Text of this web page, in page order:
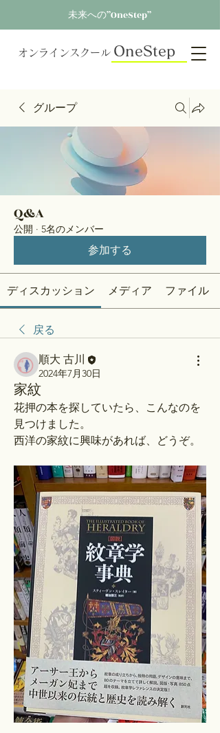
未来への”OneStep”
オンラインスクール OneStep
グループ
Q&A
公開 · 5名のメンバー
参加する
ディスカッション メディア ファイル
戻る
順大 古川
2024年7月30日
家紋
花押の本を探していたら、こんなのを
見つけました。
西洋の家紋に興味があれば、どうぞ。